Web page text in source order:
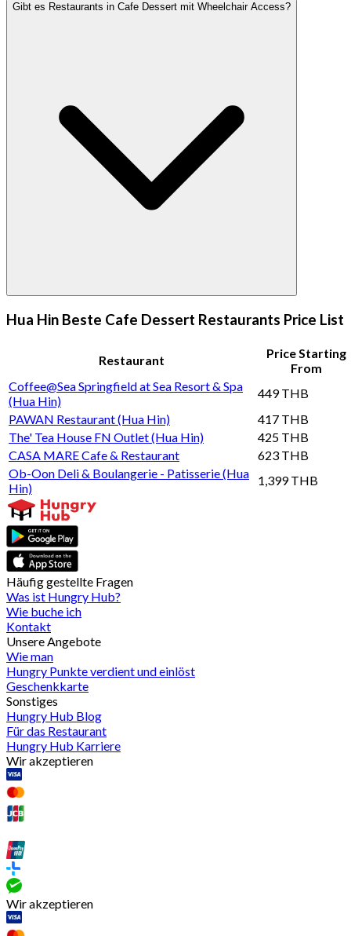
Gibt es Restaurants in Cafe Dessert mit Wheelchair Access?
Hua Hin Beste Cafe Dessert Restaurants Price List
Restaurant
Price Starting
From
Coffee@Sea Springfield at Sea Resort & Spa
(Hua Hin)
449 THB
PAWAN Restaurant (Hua Hin)
417 THB
The' Tea House FN Outlet (Hua Hin)
425 THB
CASA MARE Cafe & Restaurant
623 THB
Ob-Oon Deli & Boulangerie - Patisserie (Hua
Hin)
1,399 THB
Häufig gestellte Fragen
Was ist Hungry Hub?
Wie buche ich
Kontakt
Unsere Angebote
Wie man
Hungry Punkte verdient und einlöst
Geschenkkarte
Sonstiges
Hungry Hub Blog
Für das Restaurant
Hungry Hub Karriere
Wir akzeptieren
Wir akzeptieren